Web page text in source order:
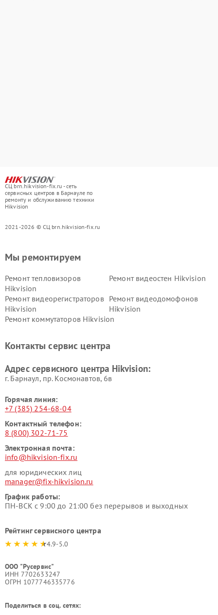
СЦ brn.hikvision-fix.ru - сеть
сервисных центров в Барнауле по
ремонту и обслуживанию техники
Hikvision
2021-2026 © СЦ brn.hikvision-fix.ru
Мы ремонтируем
Ремонт тепловизоров
Hikvision
Ремонт видеостен Hikvision
Ремонт видеорегистраторов
Hikvision
Ремонт видеодомофонов
Hikvision
Ремонт коммутаторов Hikvision
Контакты сервис центра
Адрес сервисного центра Hikvision:
г. Барнаул, ​пр. Космонавтов, 6в
Горячая линия:
+7 (385) 254-68-04
Контактный телефон:
8 (800) 302-71-75
Электронная почта:
info@hikvision-fix.ru
для юридических лиц
manager@fix-hikvision.ru
График работы:
ПН-ВСК с 9:00 до 21:00 без перерывов и выходных
Рейтинг сервисного центра
4.9-5.0
ООО "Русервис"
ИНН 7702633247
ОГРН 1077746335776
Поделиться в соц. сетях: